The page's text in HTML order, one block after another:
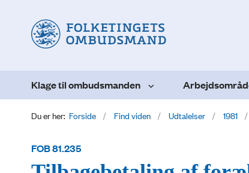
Klage til ombudsmanden
Du er her: Forside Find viden Udtalelser 1981
FOB 81.235